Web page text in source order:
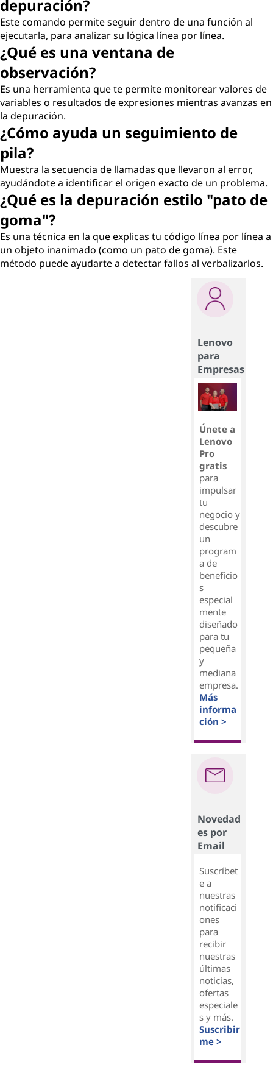
depuración?
Este comando permite seguir dentro de una función al
ejecutarla, para analizar su lógica línea por línea.
¿Qué es una ventana de
observación?
Es una herramienta que te permite monitorear valores de
variables o resultados de expresiones mientras avanzas en
la depuración.
¿Cómo ayuda un seguimiento de
pila?
Muestra la secuencia de llamadas que llevaron al error,
ayudándote a identificar el origen exacto de un problema.
¿Qué es la depuración estilo "pato de
goma"?
Es una técnica en la que explicas tu código línea por línea a
un objeto inanimado (como un pato de goma). Este
método puede ayudarte a detectar fallos al verbalizarlos.
Lenovo
para
Empresas
Únete a
Lenovo
Pro
gratis
para
impulsar
tu
negocio y
descubre
un
program
a de
beneficio
s
especial
mente
diseñado
para tu
pequeña
y
mediana
empresa.
Más
informa
ción >
Novedad
es por
Email
Suscríbet
e a
nuestras
notificaci
ones
para
recibir
nuestras
últimas
noticias,
ofertas
especiale
s y más.
Suscribir
me >